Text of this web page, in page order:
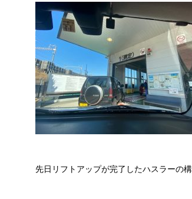
先日リフトアップが完了したハスラーの